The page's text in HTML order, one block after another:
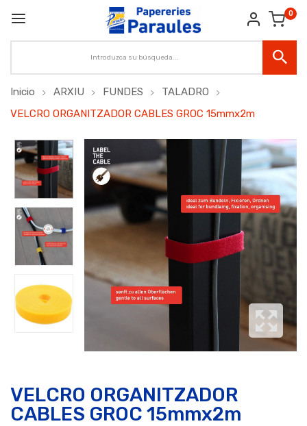
0
Inicio ARXIU FUNDES
TALADRO
VELCRO ORGANITZADOR CABLES GROC 15mmx2m
VELCRO ORGANITZADOR
CABLES GROC 15mmx2m